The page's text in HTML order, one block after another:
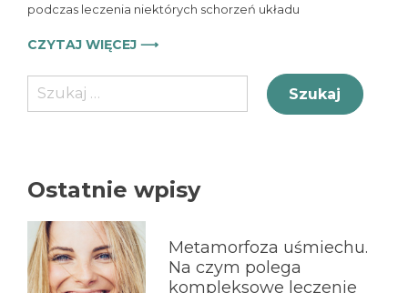
podczas leczenia niektórych schorzeń układu
CZYTAJ WIĘCEJ ⟶
Szukaj:
Ostatnie wpisy
Metamorfoza uśmiechu.
Na czym polega
kompleksowe leczenie